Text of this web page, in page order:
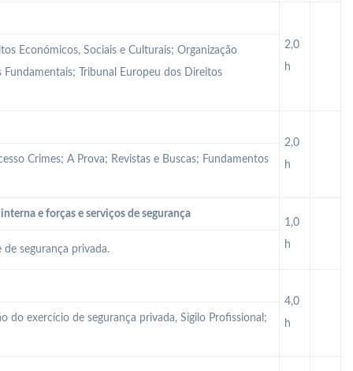
2,0
h
Económicos, Sociais e Culturais; Organização
Tribunal Europeu dos Direitos
2,0
h
Crimes; A Prova; Revistas e Buscas; Fundamentos
e forças e serviços de segurança
1,0
h
segurança privada.
4,0
h
exercício de segurança privada, Sigilo Profissional;